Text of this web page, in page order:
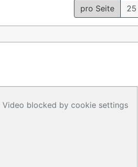
pro Seite
Video blocked by cookie settings